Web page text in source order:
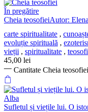
În pregătire
Cheia teosofieiAutor:
carte spiritualitate ,
evoluție spirituală ,
vieții , spiritualitate ,
45,00 lei
Cantitate Cheia teosofiei
Alba
Sufletul și viețile lui. O